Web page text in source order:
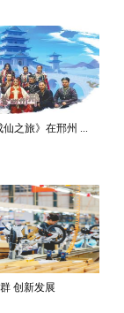
之旅》在邢州 ...
创新发展